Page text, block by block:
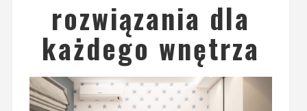
rozwiązania dla
każdego wnętrza